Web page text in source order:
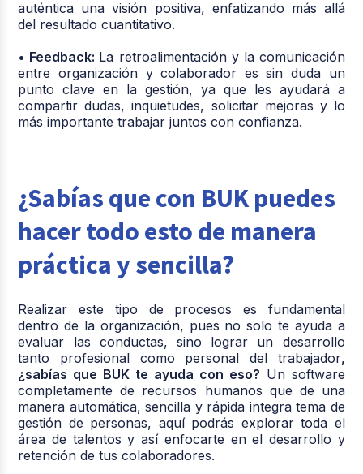
auténtica una visión positiva, enfatizando más allá
del resultado cuantitativo.
• Feedback: La retroalimentación y la comunicación
entre organización y colaborador es sin duda un
punto clave en la gestión, ya que les ayudará a
compartir dudas, inquietudes, solicitar mejoras y lo
más importante trabajar juntos con confianza.
¿Sabías que con BUK puedes
hacer todo esto de manera
práctica y sencilla?
Realizar este tipo de procesos es fundamental
dentro de la organización, pues no solo te ayuda a
evaluar las conductas, sino lograr un desarrollo
tanto profesional como personal del trabajador,
¿sabías que BUK te ayuda con eso? Un software
completamente de recursos humanos que de una
manera automática, sencilla y rápida integra tema de
gestión de personas, aquí podrás explorar toda el
área de talentos y así enfocarte en el desarrollo y
retención de tus colaboradores.